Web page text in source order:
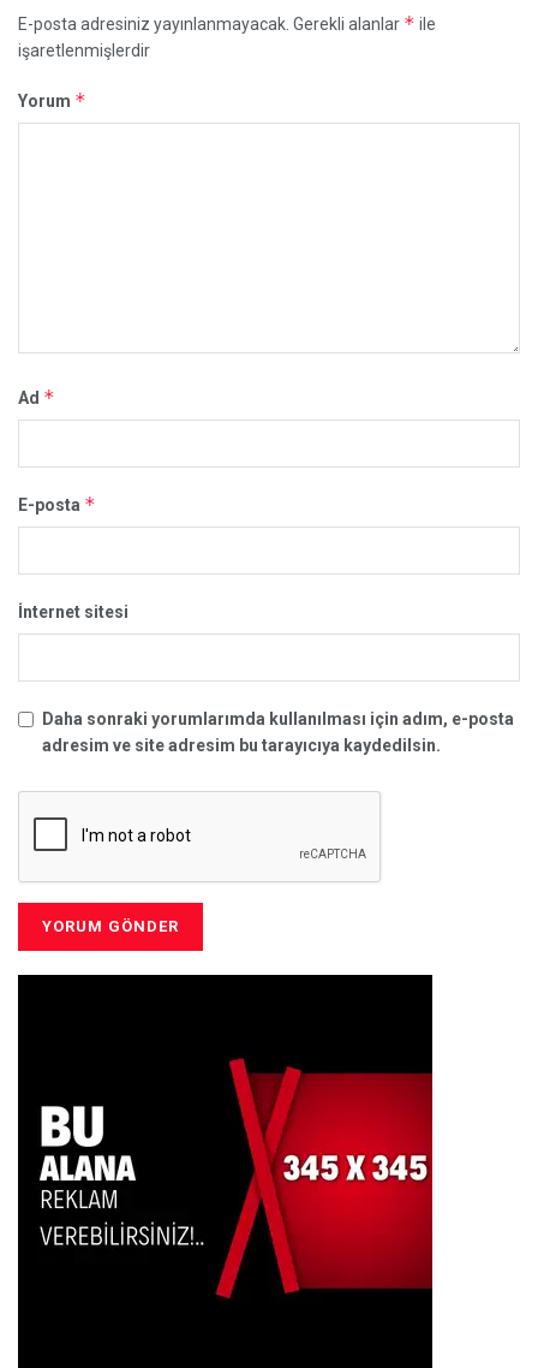
E-posta adresiniz yayınlanmayacak. Gerekli alanlar * ile
işaretlenmişlerdir
Yorum *
Ad *
E-posta *
İnternet sitesi
Daha sonraki yorumlarımda kullanılması için adım, e-posta
adresim ve site adresim bu tarayıcıya kaydedilsin.